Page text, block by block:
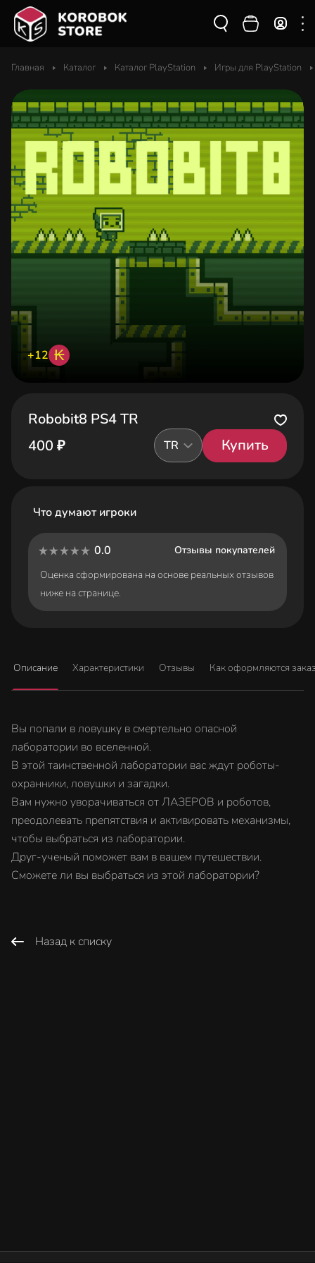
Главная Каталог Каталог PlayStation Игры для PlayStation
+12 ₭
Robobit8 PS4 TR
400 ₽
TR Купить
Что думают игроки
0.0
Отзывы покупателей
Оценка сформирована на основе реальных отзывов
ниже на странице.
Описание Характеристики Отзывы Как оформляются
Вы попали в ловушку в смертельно опасной
лаборатории во вселенной.
В этой таинственной лаборатории вас ждут роботы-
охранники, ловушки и загадки.
Вам нужно уворачиваться от ЛАЗЕРОВ и роботов,
преодолевать препятствия и активировать механизмы,
чтобы выбраться из лаборатории.
Друг-ученый поможет вам в вашем путешествии.
Сможете ли вы выбраться из этой лаборатории?
Назад к списку